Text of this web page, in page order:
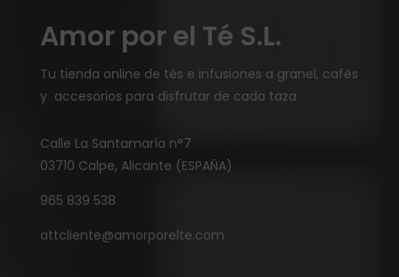
Amor por el Té S.L.
Tu tienda online de tés e infusiones a granel, cafés
y accesorios para disfrutar de cada taza
Calle La Santamaría n°7
03710 Calpe, Alicante (ESPAÑA)
965 839 538
attcliente@amorporelte.com